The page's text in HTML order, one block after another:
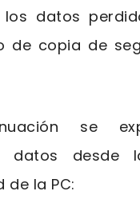
los datos
de copia de
se
datos desde
de la PC: